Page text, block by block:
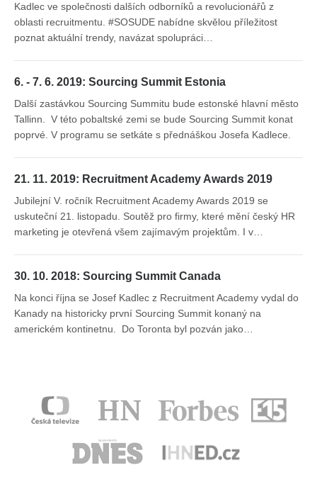
Kadlec ve společnosti dalších odborníků a revolucionářů z
oblasti recruitmentu. #SOSUDE nabídne skvělou příležitost
poznat aktuální trendy, navázat spolupráci…
6. - 7. 6. 2019: Sourcing Summit Estonia
Další zastávkou Sourcing Summitu bude estonské hlavní město
Tallinn. V této pobaltské zemi se bude Sourcing Summit konat
poprvé. V programu se setkáte s přednáškou Josefa Kadlece.
21. 11. 2019: Recruitment Academy Awards 2019
Jubilejní V. ročník Recruitment Academy Awards 2019 se
uskuteční 21. listopadu. Soutěž pro firmy, které mění český HR
marketing je otevřená všem zajímavým projektům. I v…
30. 10. 2018: Sourcing Summit Canada
Na konci října se Josef Kadlec z Recruitment Academy vydal do
Kanady na historicky první Sourcing Summit konaný na
americkém kontinetnu. Do Toronta byl pozván jako…